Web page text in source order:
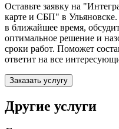
Оставьте заявку на
карте и СБП" в Ульяновске
в ближайшее время,
оптимальное решение и
сроки работ. Поможет
ответит на все
Заказать услугу
Другие услуги